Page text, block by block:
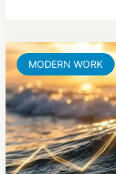
MODERN WORK